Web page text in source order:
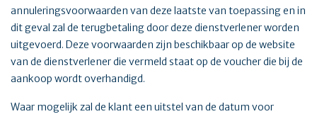
annuleringsvoorwaarden van deze laatste van toepassing en in
dit geval zal de terugbetaling door deze dienstverlener worden
uitgevoerd. Deze voorwaarden zijn beschikbaar op de website
van de dienstverlener die vermeld staat op de voucher die bij de
aankoop wordt overhandigd.
Waar mogelijk zal de klant een uitstel van de datum voor